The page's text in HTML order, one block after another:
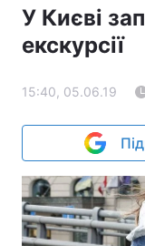
У Києві
екскурсії
15:40, 05.06.19